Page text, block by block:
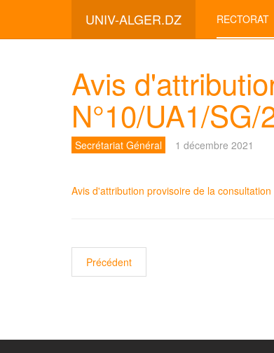
UNIV-ALGER.DZ RECTORAT
Avis
N°10/UA1/SG/
Secrétariat Général 1 décembre 2021
Avis d'attribution provisoire de la consultation
Article précédent : Avis d'attribution
Précédent